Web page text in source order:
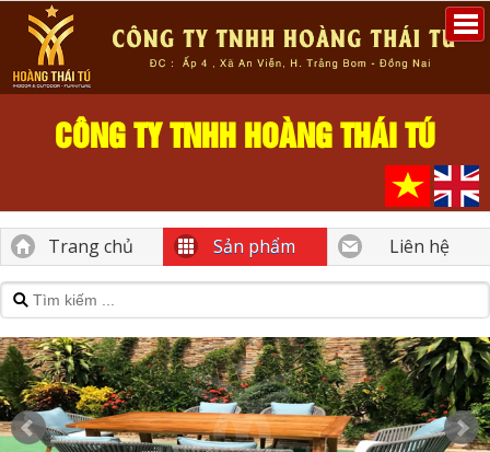
CÔNG TY TNHH HOÀNG THÁI TÚ
Trang chủ Sản phẩm Liên hệ